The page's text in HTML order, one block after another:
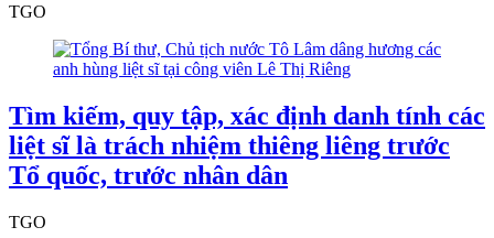
TGO
Tìm kiếm, quy tập, xác định danh tính các
liệt sĩ là trách nhiệm thiêng liêng trước
Tổ quốc, trước nhân dân
TGO